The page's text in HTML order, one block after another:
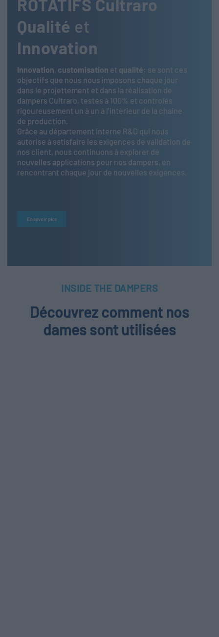
ROTATIFS Cultraro
Qualité et
Innovation
Innovation, customisation et qualité: se sont ces
objectifs que nous nous imposons chaque jour
dans le projettement et dans la réalisation de
dampers Cultraro, testés à 100% et controlés
rigoureusement un à un à l’intérieur de la chaine
de production.
Grâce au département interne R&D qui nous
autorise à satisfaire les exigences de validation de
nos client, nous continuons à explorer de
nouvelles applications pour nos dampers, en
rencontrant chaque jour de nouvelles exigences.
En savoir plus
INSIDE THE DAMPERS
Découvrez comment nos
dames sont utilisées